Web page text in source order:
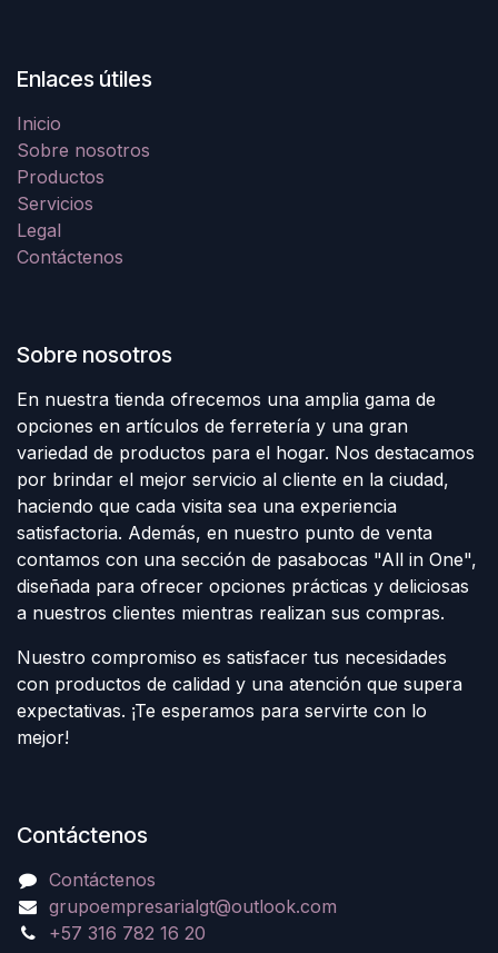
Enlaces útiles
Inicio
Sobre nosotros
Productos
Servicios
Legal
Contáctenos
Sobre nosotros
En nuestra tienda ofrecemos una amplia gama de
opciones en artículos de ferretería y una gran
variedad de productos para el hogar. Nos destacamos
por brindar el mejor servicio al cliente en la ciudad,
haciendo que cada visita sea una experiencia
satisfactoria. Además, en nuestro punto de venta
contamos con una sección de pasabocas "All in One",
diseñada para ofrecer opciones prácticas y deliciosas
a nuestros clientes mientras realizan sus compras.
Nuestro compromiso es satisfacer tus necesidades
con productos de calidad y una atención que supera
expectativas. ¡Te esperamos para servirte con lo
mejor!
Contáctenos
Contáctenos
grupoempresarialgt@outlook.com
+57 316 782 16 20